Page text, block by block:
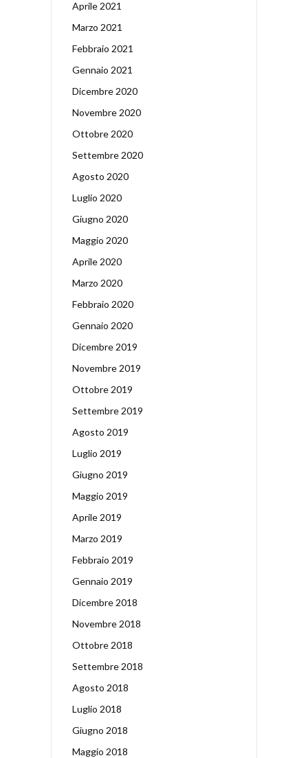
Aprile 2021
Marzo 2021
Febbraio 2021
Gennaio 2021
Dicembre 2020
Novembre 2020
Ottobre 2020
Settembre 2020
Agosto 2020
Luglio 2020
Giugno 2020
Maggio 2020
Aprile 2020
Marzo 2020
Febbraio 2020
Gennaio 2020
Dicembre 2019
Novembre 2019
Ottobre 2019
Settembre 2019
Agosto 2019
Luglio 2019
Giugno 2019
Maggio 2019
Aprile 2019
Marzo 2019
Febbraio 2019
Gennaio 2019
Dicembre 2018
Novembre 2018
Ottobre 2018
Settembre 2018
Agosto 2018
Luglio 2018
Giugno 2018
Maggio 2018